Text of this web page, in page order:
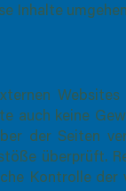
Inhalte
auch keine
der Seiten
überprüft.
Kontrolle